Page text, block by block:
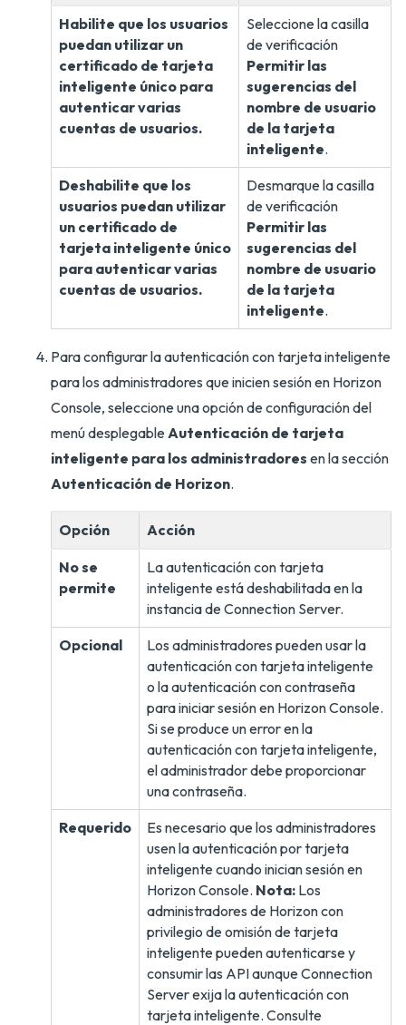
Habilite que los usuarios
puedan utilizar un
certificado de tarjeta
inteligente único para
autenticar varias
cuentas de usuarios.
Seleccione la casilla
de verificación
Permitir las
sugerencias del
nombre de usuario
de la tarjeta
inteligente.
Deshabilite que los
usuarios puedan utilizar
un certificado de
tarjeta inteligente único
para autenticar varias
cuentas de usuarios.
Desmarque la casilla
de verificación
Permitir las
sugerencias del
nombre de usuario
de la tarjeta
inteligente.
Para configurar la autenticación con tarjeta inteligente
para los administradores que inicien sesión en Horizon
Console, seleccione una opción de configuración del
menú desplegableAutenticación de tarjeta
inteligente para los administradores en la sección
Autenticación de Horizon.
Opción Acción
No se
permite
La autenticación con tarjeta
inteligente está deshabilitada en la
instancia de Connection Server.
Opcional
Los administradores pueden usar la
autenticación con tarjeta inteligente
o la autenticación con contraseña
para iniciar sesión en Horizon Console.
Si se produce un error en la
autenticación con tarjeta inteligente,
el administrador debe proporcionar
una contraseña.
Requerido
Es necesario que los administradores
usen la autenticación por tarjeta
inteligente cuando inician sesión en
Horizon Console. Nota: Los
administradores de Horizon con
privilegio de omisión de tarjeta
inteligente pueden autenticarse y
consumir las API aunque Connection
Server exija la autenticación con
tarjeta inteligente. Consulte